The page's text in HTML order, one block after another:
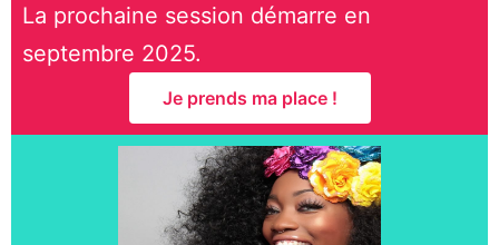
La prochaine session démarre en
septembre 2025.
Je prends ma place !